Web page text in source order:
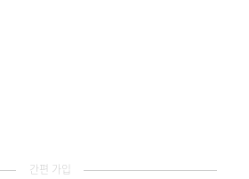
간편 가입